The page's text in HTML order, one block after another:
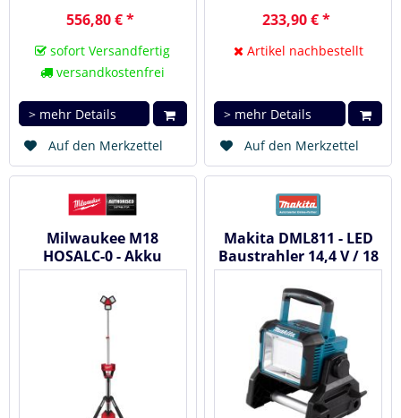
556,80 € *
sofort Versandfertig
versandkostenfrei
> mehr Details
Auf den Merkzettel
233,90 € *
Artikel nachbestellt
> mehr Details
Auf den Merkzettel
Milwaukee M18
HOSALC-0 - Akku
Baustrahler
#4933478116
Makita DML811 - LED
Baustrahler 14,4 V / 18
V / 230 V / 1.800 lx /...